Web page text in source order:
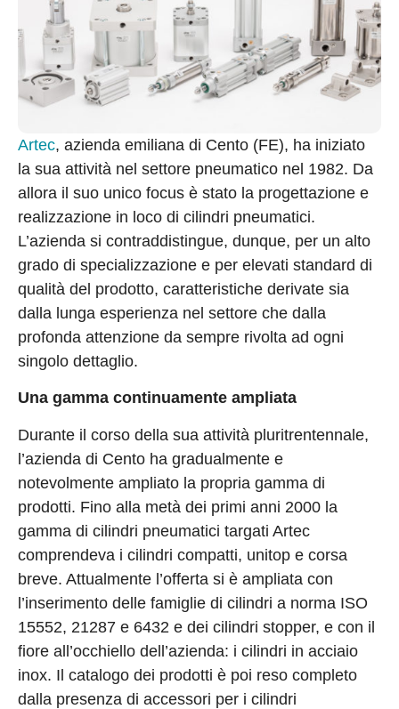
Artec, azienda emiliana di Cento (FE), ha iniziato
la sua attività nel settore pneumatico nel 1982. Da
allora il suo unico focus è stato la progettazione e
realizzazione in loco di cilindri pneumatici.
L’azienda si contraddistingue, dunque, per un alto
grado di specializzazione e per elevati standard di
qualità del prodotto, caratteristiche derivate sia
dalla lunga esperienza nel settore che dalla
profonda attenzione da sempre rivolta ad ogni
singolo dettaglio.
Una gamma continuamente ampliata
Durante il corso della sua attività pluritrentennale,
l’azienda di Cento ha gradualmente e
notevolmente ampliato la propria gamma di
prodotti. Fino alla metà dei primi anni 2000 la
gamma di cilindri pneumatici targati Artec
comprendeva i cilindri compatti, unitop e corsa
breve. Attualmente l’offerta si è ampliata con
l’inserimento delle famiglie di cilindri a norma ISO
15552, 21287 e 6432 e dei cilindri stopper, e con il
fiore all’occhiello dell’azienda: i cilindri in acciaio
inox. Il catalogo dei prodotti è poi reso completo
dalla presenza di accessori per i cilindri